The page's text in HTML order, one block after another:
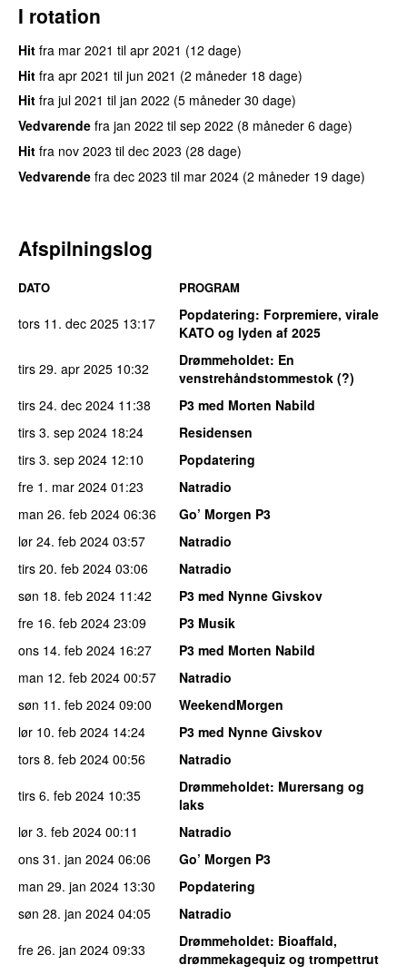
I rotation
Hit fra mar 2021 til apr 2021 (12 dage)
Hit fra apr 2021 til jun 2021 (2 måneder 18 dage)
Hit fra jul 2021 til jan 2022 (5 måneder 30 dage)
Vedvarende fra jan 2022 til sep 2022 (8 måneder 6 dage)
Hit fra nov 2023 til dec 2023 (28 dage)
Vedvarende fra dec 2023 til mar 2024 (2 måneder 19 dage)
Afspilningslog
DATO PROGRAM
tors 11. dec 2025 13:17 Popdatering: Forpremiere, virale
KATO og lyden af 2025
tirs 29. apr 2025 10:32 Drømmeholdet: En
venstrehåndstommestok (?)
tirs 24. dec 2024 11:38
P3 med Morten Nabild
tirs 3. sep 2024 18:24
Residensen
tirs 3. sep 2024 12:10
Popdatering
fre 1. mar 2024 01:23
Natradio
man 26. feb 2024 06:36
Go’ Morgen P3
lør 24. feb 2024 03:57
Natradio
tirs 20. feb 2024 03:06
Natradio
søn 18. feb 2024 11:42
P3 med Nynne Givskov
fre 16. feb 2024 23:09
P3 Musik
ons 14. feb 2024 16:27
P3 med Morten Nabild
man 12. feb 2024 00:57
Natradio
søn 11. feb 2024 09:00
WeekendMorgen
lør 10. feb 2024 14:24
P3 med Nynne Givskov
tors 8. feb 2024 00:56
Natradio
tirs 6. feb 2024 10:35 Drømmeholdet: Murersang og
laks
lør 3. feb 2024 00:11
Natradio
ons 31. jan 2024 06:06
Go’ Morgen P3
man 29. jan 2024 13:30
Popdatering
søn 28. jan 2024 04:05
Natradio
fre 26. jan 2024 09:33 Drømmeholdet: Bioaffald,
drømmekagequiz og trompettrut